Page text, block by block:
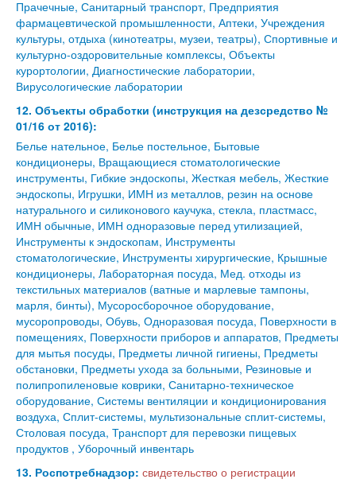
Прачечные, Санитарный транспорт, Предприятия
фармацевтической промышленности, Аптеки, Учреждения
культуры, отдыха (кинотеатры, музеи, театры), Спортивные и
культурно-оздоровительные комплексы, Объекты
курортологии, Диагностические лаборатории,
Вирусологические лаборатории
12. Объекты обработки (инструкция на дезсредство №
01/16 от 2016):
Белье нательное, Белье постельное, Бытовые
кондиционеры, Вращающиеся стоматологические
инструменты, Гибкие эндоскопы, Жесткая мебель, Жесткие
эндоскопы, Игрушки, ИМН из металлов, резин на основе
натурального и силиконового каучука, стекла, пластмасс,
ИМН обычные, ИМН одноразовые перед утилизацией,
Инструменты к эндоскопам, Инструменты
стоматологические, Инструменты хирургические, Крышные
кондиционеры, Лабораторная посуда, Мед. отходы из
текстильных материалов (ватные и марлевые тампоны,
марля, бинты), Мусоросборочное оборудование,
мусоропроводы, Обувь, Одноразовая посуда, Поверхности в
помещениях, Поверхности приборов и аппаратов, Предметы
для мытья посуды, Предметы личной гигиены, Предметы
обстановки, Предметы ухода за больными, Резиновые и
полипропиленовые коврики, Санитарно-техническое
оборудование, Системы вентиляции и кондиционирования
воздуха, Сплит-системы, мультизональные сплит-системы,
Столовая посуда, Транспорт для перевозки пищевых
продуктов , Уборочный инвентарь
13. Роспотребнадзор: свидетельство о регистрации